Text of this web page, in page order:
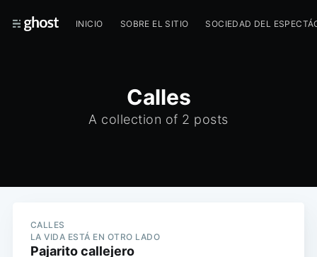
INICIO SOBRE EL SITIO SOCIEDAD DEL
Calles
A collection of 2 posts
CALLES
LA VIDA ESTÁ EN OTRO LADO
Pajarito callejero